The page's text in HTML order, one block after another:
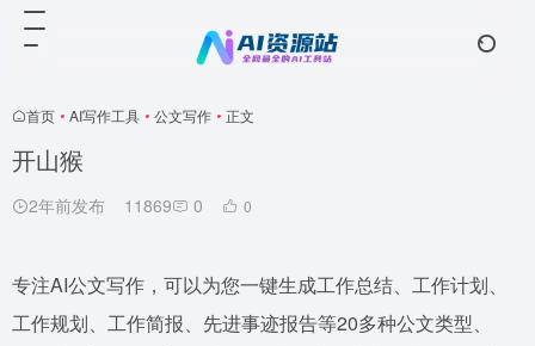
首页 • AI写作工具 • 公文写作 • 正文
开山猴
2年前发布 11869 0 0
专注AI公文写作，可以为您一键生成工作总结、工作计划、
工作规划、工作简报、先进事迹报告等20多种公文类型、